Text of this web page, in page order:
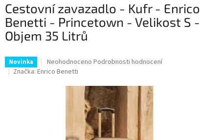
Cestovní zavazadlo - Kufr - Enrico
Benetti - Princetown - Velikost S -
Objem 35 Litrů
Novinka
Průměrné
hodnocení
Neohodnoceno Podrobnosti hodnocení
Značka: Enrico Benetti